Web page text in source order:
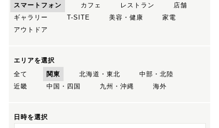
スマートフォン
カフェ レストラン
店舗
ギャラリー
T-SITE 美容・健康
家電
アウトドア
エリアを選択
全て
関東 北海道・東北
中部・北陸
近畿
中国・四国 九州・沖縄 海外
日時を選択